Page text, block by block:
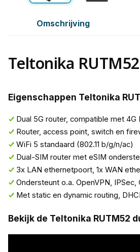
Omschrijving
Teltonika RUTM52
Eigenschappen Teltonika
Dual 5G router, compatible met 4G
Router, access point, switch en
WiFi 5 standaard (802.11 b/g/n/ac)
Dual-SIM router met eSIM
3x LAN ethernetpoort, 1x WAN
Ondersteunt o.a. OpenVPN, IPSec,
Met static en dynamic routing,
Bekijk de Teltonika RUTM52